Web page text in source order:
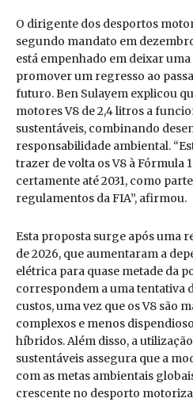
O dirigente dos desportos
segundo mandato em
está empenhado em deixar
promover um regresso ao
futuro. Ben Sulayem explicou
motores V8 de 2,4 litros a
sustentáveis, combinando
responsabilidade ambiental.
trazer de volta os V8 à Fórmula
certamente até 2031, como
regulamentos da FIA”, afirmou.
Esta proposta surge após uma
de 2026, que aumentaram a
elétrica para quase metade da
correspondem a uma tentativa
custos, uma vez que os V8 são
complexos e menos
híbridos. Além disso, a
sustentáveis assegura que a
com as metas ambientais
crescente no desporto